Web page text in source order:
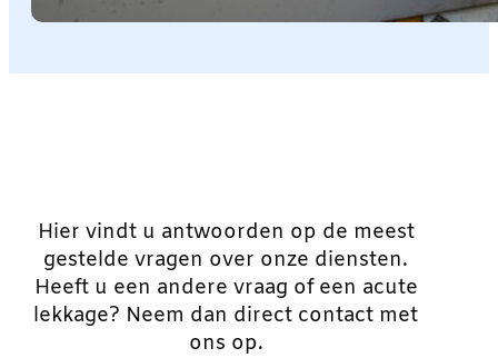
Hier vindt u antwoorden op de meest
gestelde vragen over onze diensten.
Heeft u een andere vraag of een acute
lekkage? Neem dan direct contact met
ons op.